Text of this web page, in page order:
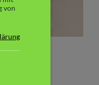
von